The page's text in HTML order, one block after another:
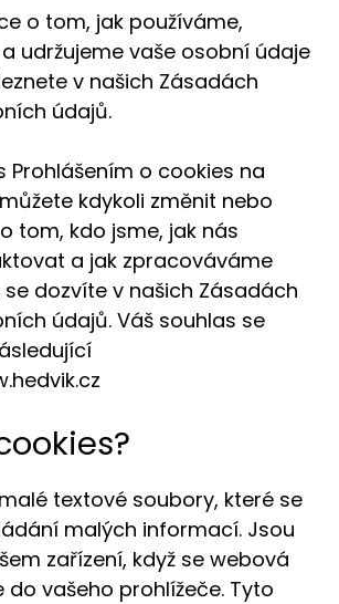
o tom, jak používáme,
udržujeme vaše osobní údaje
v našich Zásadách
údajů.
Prohlášením o cookies na
kdykoli změnit nebo
tom, kdo jsme, jak nás
a jak zpracováváme
dozvíte v našich Zásadách
údajů. Váš souhlas se
textové soubory, které se
malých informací. Jsou
zařízení, když se webová
vašeho prohlížeče. Tyto